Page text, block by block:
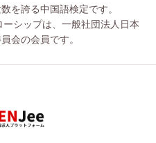
を誇る中国語検定です。
ーシップは、一般社団法人日本
会の会員です。